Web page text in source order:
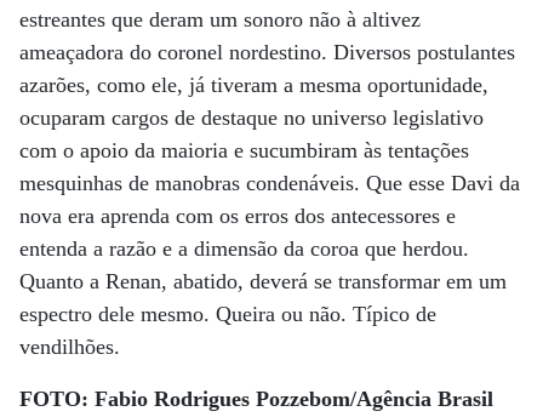
estreantes que deram um sonoro não à altivez
ameaçadora do coronel nordestino. Diversos postulantes
azarões, como ele, já tiveram a mesma oportunidade,
ocuparam cargos de destaque no universo legislativo
com o apoio da maioria e sucumbiram às tentações
mesquinhas de manobras condenáveis. Que esse Davi da
nova era aprenda com os erros dos antecessores e
entenda a razão e a dimensão da coroa que herdou.
Quanto a Renan, abatido, deverá se transformar em um
espectro dele mesmo. Queira ou não. Típico de
vendilhões.
FOTO: Fabio Rodrigues Pozzebom/Agência Brasil